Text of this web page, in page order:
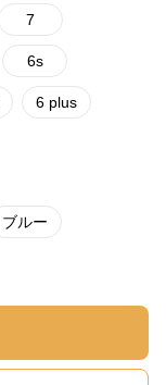
7
6s
6 plus
ブルー